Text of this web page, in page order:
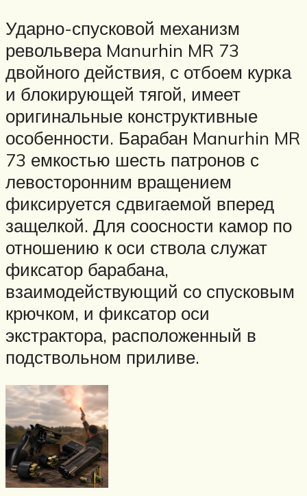
Ударно-спусковой механизм
револьвера Manurhin MR 73
двойного действия, с отбоем курка
и блокирующей тягой, имеет
оригинальные конструктивные
особенности. Барабан Manurhin MR
73 емкостью шесть патронов с
левосторонним вращением
фиксируется сдвигаемой вперед
защелкой. Для соосности камор по
отношению к оси ствола служат
фиксатор барабана,
взаимодействующий со спусковым
крючком, и фиксатор оси
экстрактора, расположенный в
подствольном приливе.